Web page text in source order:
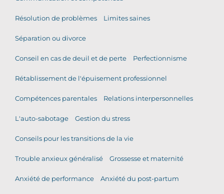
Résolution de problèmes Limites saines
Séparation ou divorce
Conseil en cas de deuil et de perte Perfectionnisme
Rétablissement de l'épuisement professionnel
Compétences parentales Relations interpersonnelles
L'auto-sabotage Gestion du stress
Conseils pour les transitions de la vie
Trouble anxieux généralisé Grossesse et maternité
Anxiété de performance Anxiété du post-partum